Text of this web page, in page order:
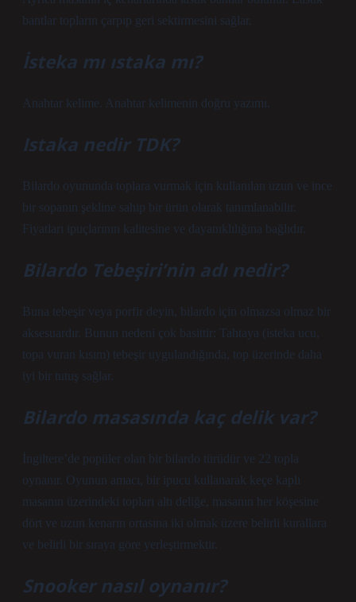
bantlar topların çarpıp geri sektirmesini sağlar.
İsteka mı ıstaka mı?
Anahtar kelime. Anahtar kelimenin doğru yazımı.
Istaka nedir TDK?
Bilardo oyununda toplara vurmak için kullanılan uzun ve ince
bir sopanın şekline sahip bir ürün olarak tanımlanabilir.
Fiyatları ipuçlarının kalitesine ve dayanıklılığına bağlıdır.
Bilardo Tebeşiri’nin adı nedir?
Buna tebeşir veya porfir deyin, bilardo için olmazsa olmaz bir
aksesuardır. Bunun nedeni çok basittir: Tahtaya (isteka ucu,
topa vuran kısım) tebeşir uygulandığında, top üzerinde daha
iyi bir tutuş sağlar.
Bilardo masasında kaç delik var?
İngiltere’de popüler olan bir bilardo türüdür ve 22 topla
oynanır. Oyunun amacı, bir ipucu kullanarak keçe kaplı
masanın üzerindeki topları altı deliğe, masanın her köşesine
dört ve uzun kenarın ortasına iki olmak üzere belirli kurallara
ve belirli bir sıraya göre yerleştirmektir.
Snooker nasıl oynanır?